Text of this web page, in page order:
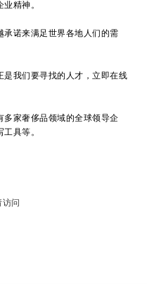
精神。
承诺来满足世界各地人们的需
是我们要寻找的人才，立即在线
多家奢侈品领域的全球领导企
具等。
问